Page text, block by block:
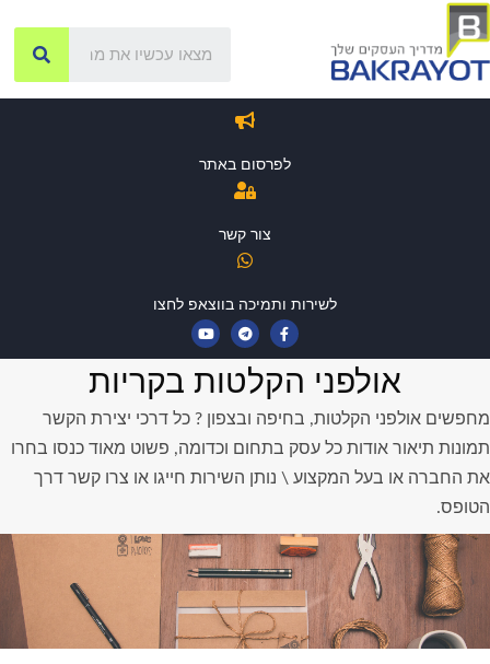
לפרסום באתר
צור קשר
לשירות ותמיכה בווצאפ לחצו
אולפני הקלטות בקריות
מחפשים אולפני הקלטות, בחיפה ובצפון ? כל דרכי יצירת הקשר
תמונות תיאור אודות כל עסק בתחום וכדומה, פשוט מאוד כנסו בחרו
את החברה או בעל המקצוע \ נותן השירות חייגו או צרו קשר דרך
הטופס.